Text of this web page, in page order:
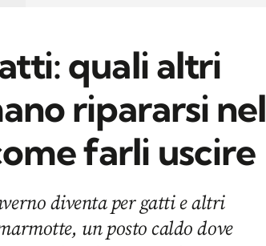
quali altri
ripararsi nel
farli uscire
diventa per gatti e altri
un posto caldo dove